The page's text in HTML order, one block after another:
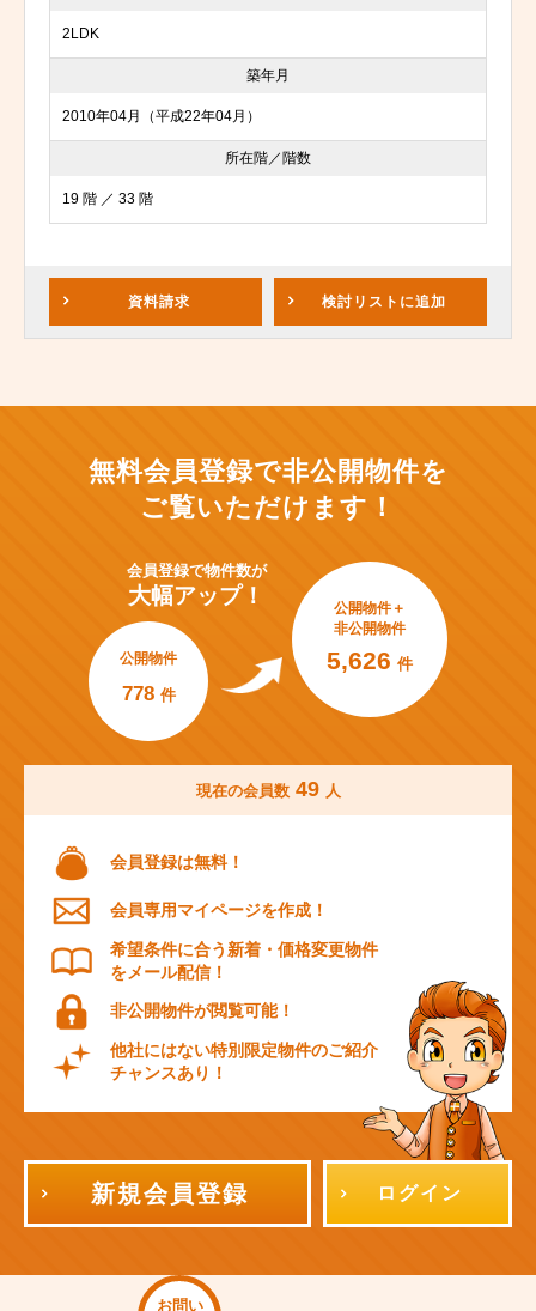
2LDK
築年月
2010年04月（平成22年04月）
所在階／階数
19 階 ／ 33 階
資料請求 検討リスト に追加
無料会員登録で非公開物件を
ご覧いただけます！
会員登録で物件数が
大幅アップ！
公開物件
778 件
公開物件＋
非公開物件
5,626 件
現在の会員数 49 人
会員登録は無料！
会員専用マイページを作成！
希望条件に合う新着・価格変更物件
をメール配信！
非公開物件が閲覧可能！
他社にはない特別限定物件のご紹介
チャンスあり！
新規会員登録 ログイン
お問い